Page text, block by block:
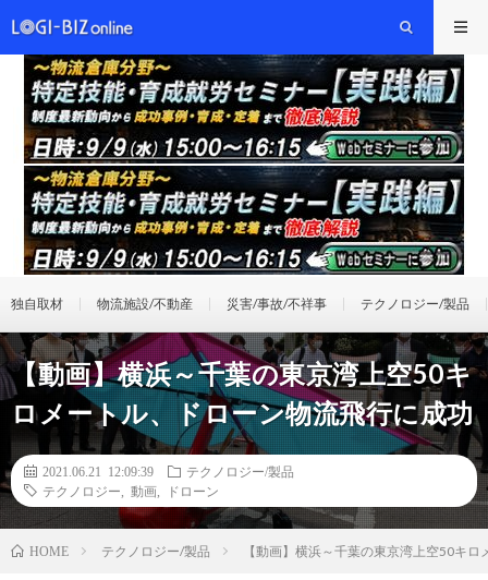
独自取材 物流施設/不動産 災害/事故/不祥事 テクノロジー/製品
【動画】横浜～千葉の東京湾上空50キ
ロメートル、ドローン物流飛行に成功
2021.06.21 12:09:39
テクノロジー/製品
テクノロジー
動画 ドローン
HOME テクノロジー/製品 【動画】横浜～千葉の東京湾上空50キ